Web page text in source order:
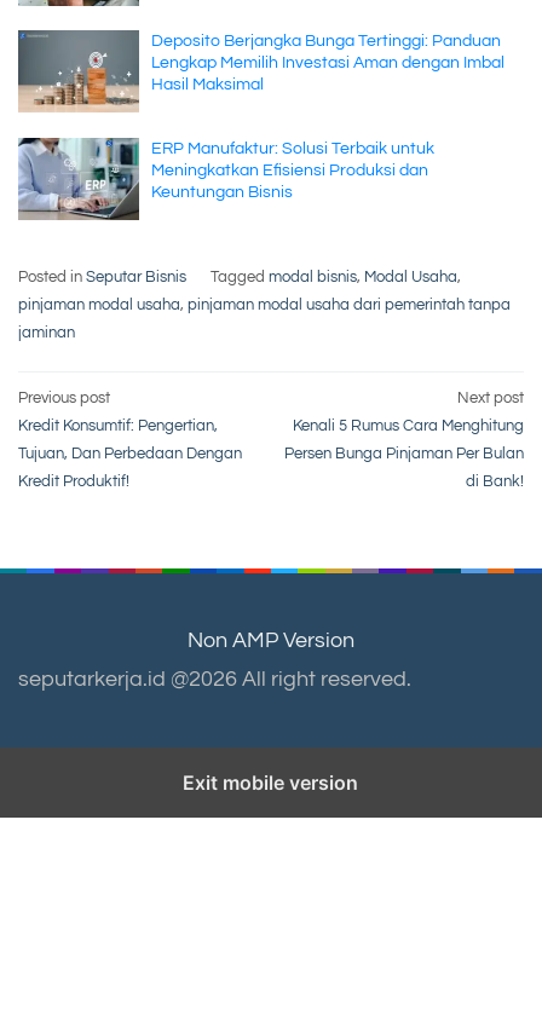
Deposito Berjangka Bunga Tertinggi: Panduan
Lengkap Memilih Investasi Aman dengan Imbal
Hasil Maksimal
ERP Manufaktur: Solusi Terbaik untuk
Meningkatkan Efisiensi Produksi dan
Keuntungan Bisnis
Posted in Seputar Bisnis Tagged modal bisnis, Modal Usaha,
pinjaman modal usaha, pinjaman modal usaha dari pemerintah tanpa
jaminan
Post
navigation
Previous post
Kredit Konsumtif: Pengertian,
Tujuan, Dan Perbedaan Dengan
Kredit Produktif!
Next post
Kenali 5 Rumus Cara Menghitung
Persen Bunga Pinjaman Per Bulan
di Bank!
Non AMP Version
seputarkerja.id @2026 All right reserved.
Exit mobile version